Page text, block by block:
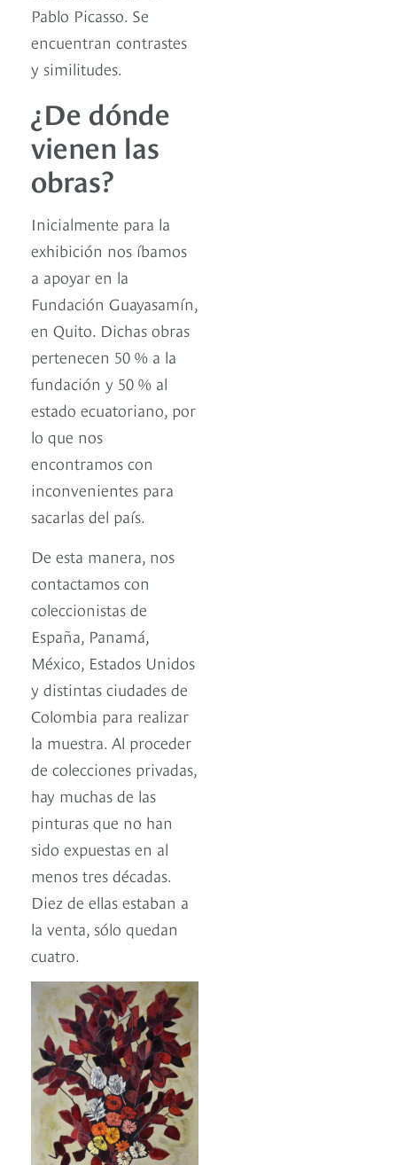
Pablo Picasso. Se
encuentran contrastes
y similitudes.
¿De dónde
vienen las
obras?
Inicialmente para la
exhibición nos íbamos
a apoyar en la
Fundación Guayasamín,
en Quito. Dichas obras
pertenecen 50 % a la
fundación y 50 % al
estado ecuatoriano, por
lo que nos
encontramos con
inconvenientes para
sacarlas del país.
De esta manera, nos
contactamos con
coleccionistas de
España, Panamá,
México, Estados Unidos
y distintas ciudades de
Colombia para realizar
la muestra. Al proceder
de colecciones privadas,
hay muchas de las
pinturas que no han
sido expuestas en al
menos tres décadas.
Diez de ellas estaban a
la venta, sólo quedan
cuatro.